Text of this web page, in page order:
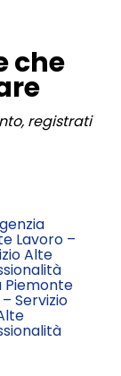
che
registrati
Piemonte
Servizio